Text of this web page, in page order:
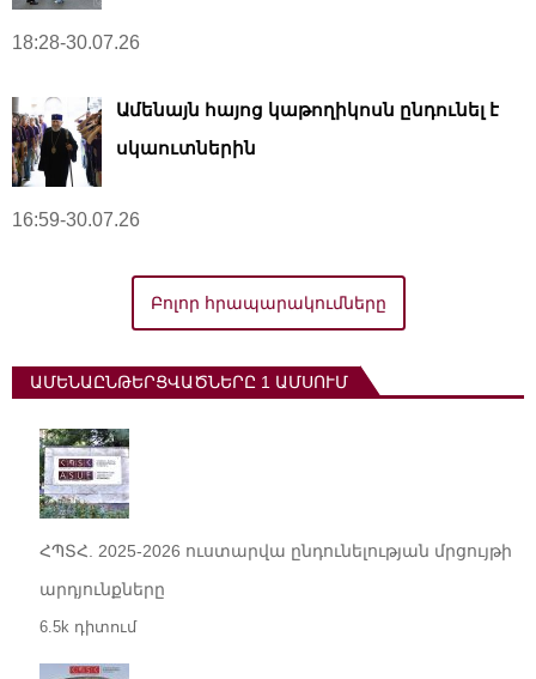
18:28-30.07.26
Ամենայն հայոց կաթողիկոսն ընդունել է
սկաուտներին
16:59-30.07.26
Բոլոր հրապարակումները
ԱՄԵՆԱԸՆԹԵՐՑՎԱԾՆԵՐԸ 1 ԱՄՍՈՒՄ
ՀՊՏՀ. 2025-2026 ուստարվա ընդունելության մրցույթի
արդյունքները
6.5k դիտում